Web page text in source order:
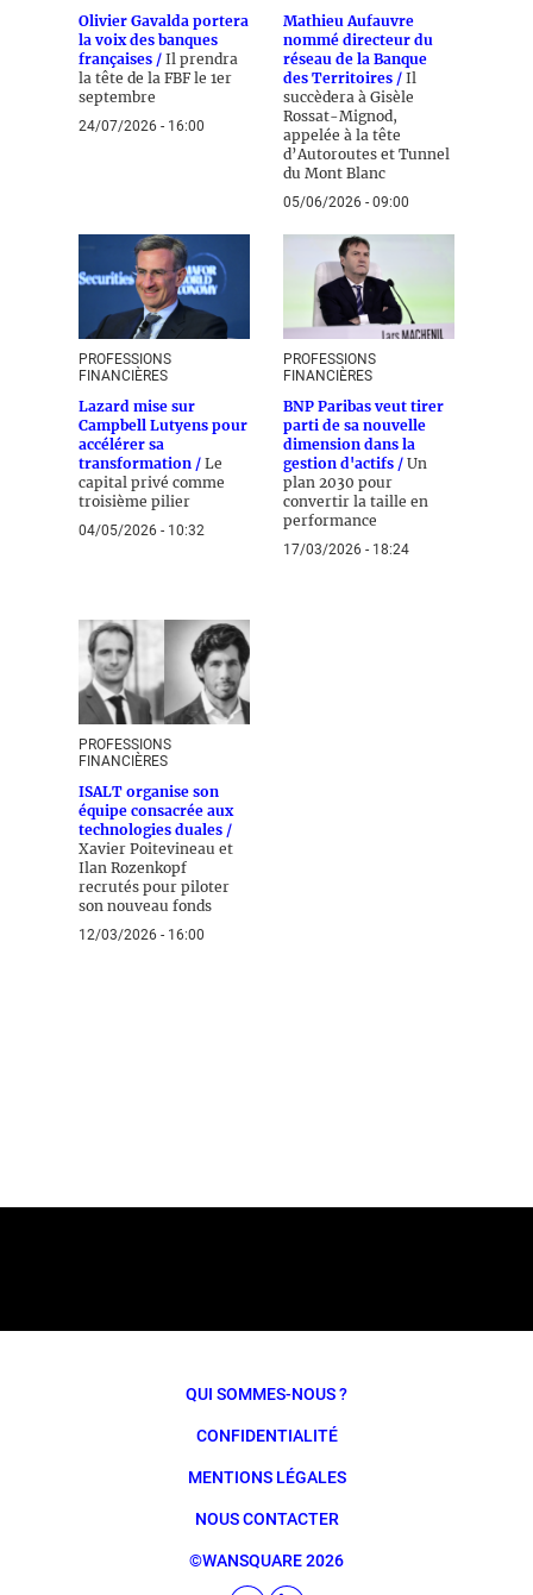
Olivier Gavalda portera
la voix des banques
françaises / Il prendra
la tête de la FBF le 1er
septembre
24/07/2026 - 16:00
Mathieu Aufauvre
nommé directeur du
réseau de la Banque
des Territoires / Il
succèdera à Gisèle
Rossat-Mignod,
appelée à la tête
d’Autoroutes et Tunnel
du Mont Blanc
05/06/2026 - 09:00
PROFESSIONS
FINANCIÈRES
Lazard mise sur
Campbell Lutyens pour
accélérer sa
transformation / Le
capital privé comme
troisième pilier
04/05/2026 - 10:32
PROFESSIONS
FINANCIÈRES
BNP Paribas veut tirer
parti de sa nouvelle
dimension dans la
gestion d'actifs / Un
plan 2030 pour
convertir la taille en
performance
17/03/2026 - 18:24
PROFESSIONS
FINANCIÈRES
ISALT organise son
équipe consacrée aux
technologies duales /
Xavier Poitevineau et
Ilan Rozenkopf
recrutés pour piloter
son nouveau fonds
12/03/2026 - 16:00
QUI SOMMES-NOUS ?
CONFIDENTIALITÉ
MENTIONS LÉGALES
NOUS CONTACTER
©WANSQUARE 2026